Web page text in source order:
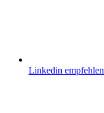
Linkedin empfehlen